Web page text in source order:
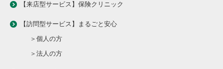
【来店型サービス】保険クリニック
【訪問型サービス】まるごと安心
＞個人の方
＞法人の方